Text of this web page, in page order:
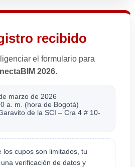
recibido
el formulario para
2026.
marzo de 2026
a. m. (hora de Bogotá)
de la SCI – Cra 4 # 10-
los cupos son limitados, tu
verificación de datos y